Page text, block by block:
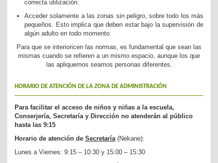
correcta utilización.
Acceder solamente a las zonas sin peligro, sobre todo los más
pequeños. Esto implica que deben estar bajo la supervisión de
algún adulto en todo momento.
Para que se interioricen las normas, es fundamental que sean las
mismas cuando se refieren a un mismo espacio, aunque los que
las apliquemos seamos personas diferentes.
HORARIO DE ATENCIÓN DE LA ZONA DE ADMINISTRACIÓN
Para facilitar el acceso de niños y niñas a la escuela,
Conserjería, Secretaría y Dirección no atenderán al público
hasta las 9:15
Horario de atención de Secretaría(Nekane):
Lunes a Viernes: 9:15 – 10:30 y 15:00 – 15:30